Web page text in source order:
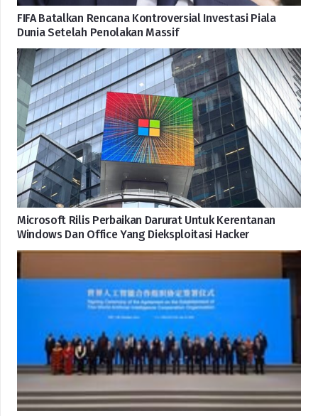
FIFA Batalkan Rencana Kontroversial Investasi Piala
Dunia Setelah Penolakan Massif
Microsoft Rilis Perbaikan Darurat Untuk Kerentanan
Windows Dan Office Yang Dieksploitasi Hacker